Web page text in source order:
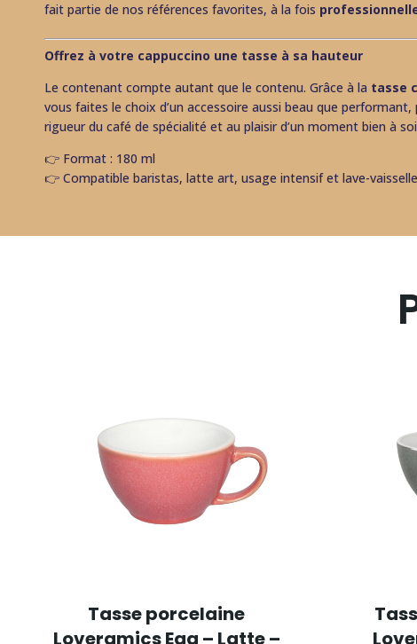
fait partie de nos références favorites, à la fois
Offrez à votre cappuccino une tasse à sa hauteur
Le contenant compte autant que le contenu. Grâce à la tasse
vous faites le choix d’un accessoire aussi beau que
rigueur du café de spécialité et au plaisir d’un moment bien à
👉 Format : 180 ml
👉 Compatible baristas, latte art, usage intensif et lave-vaisselle
Tasse porcelaine
Loveramics Egg – Latte –